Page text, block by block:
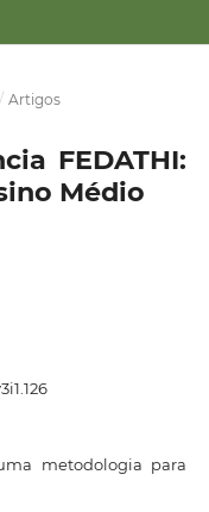
/ Artigos
FEDATHI:
Médio
metodologia para